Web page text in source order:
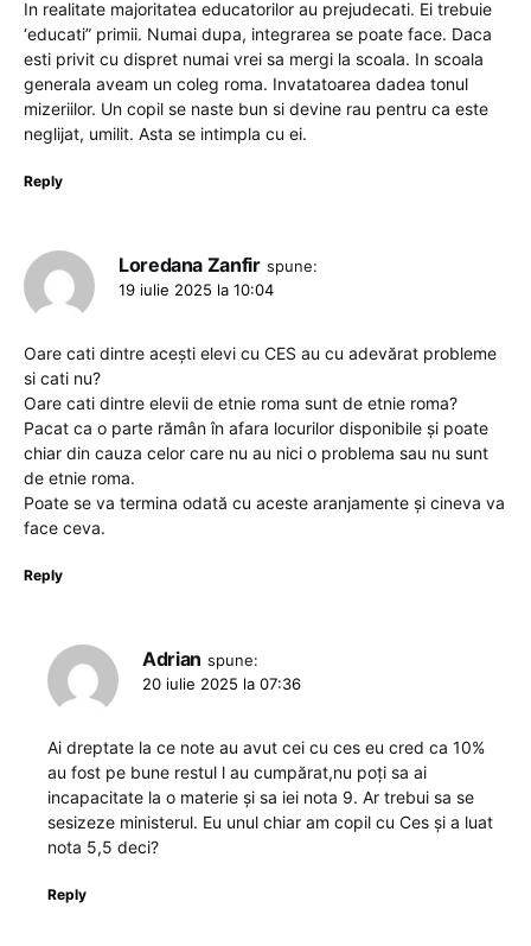
In realitate majoritatea educatorilor au prejudecati. Ei trebuie
‘educati” primii. Numai dupa, integrarea se poate face. Daca
esti privit cu dispret numai vrei sa mergi la scoala. In scoala
generala aveam un coleg roma. Invatatoarea dadea tonul
mizeriilor. Un copil se naste bun si devine rau pentru ca este
neglijat, umilit. Asta se intimpla cu ei.
Reply
Loredana Zanfir spune:
19 iulie 2025 la 10:04
Oare cati dintre acești elevi cu CES au cu adevărat probleme
si cati nu?
Oare cati dintre elevii de etnie roma sunt de etnie roma?
Pacat ca o parte rămân în afara locurilor disponibile și poate
chiar din cauza celor care nu au nici o problema sau nu sunt
de etnie roma.
Poate se va termina odată cu aceste aranjamente și cineva va
face ceva.
Reply
Adrian spune:
20 iulie 2025 la 07:36
Ai dreptate la ce note au avut cei cu ces eu cred ca 10%
au fost pe bune restul l au cumpărat,nu poți sa ai
incapacitate la o materie și sa iei nota 9. Ar trebui sa se
sesizeze ministerul. Eu unul chiar am copil cu Ces și a luat
nota 5,5 deci?
Reply